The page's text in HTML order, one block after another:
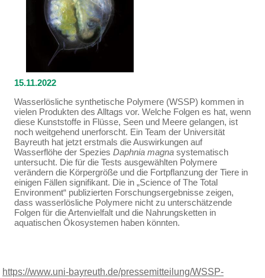
15.11.2022
Wasserlösliche synthetische Polymere (WSSP) kommen in
vielen Produkten des Alltags vor. Welche Folgen es hat, wenn
diese Kunststoffe in Flüsse, Seen und Meere gelangen, ist
noch weitgehend unerforscht. Ein Team der Universität
Bayreuth hat jetzt erstmals die Auswirkungen auf
Wasserflöhe der Spezies Daphnia magna systematisch
untersucht. Die für die Tests ausgewählten Polymere
verändern die Körpergröße und die Fortpflanzung der Tiere in
einigen Fällen signifikant. Die in „Science of The Total
Environment“ publizierten Forschungsergebnisse zeigen,
dass wasserlösliche Polymere nicht zu unterschätzende
Folgen für die Artenvielfalt und die Nahrungsketten in
aquatischen Ökosystemen haben könnten.
https://www.uni-bayreuth.de/pressemitteilung/WSSP-